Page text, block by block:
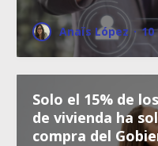
Anaïs López · 10
Solo el 15% de
de vivienda ha
compra del